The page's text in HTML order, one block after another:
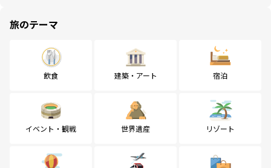
旅のテーマ
飲食 建築・アート 宿泊
イベント・観戦 世界遺産 リゾート